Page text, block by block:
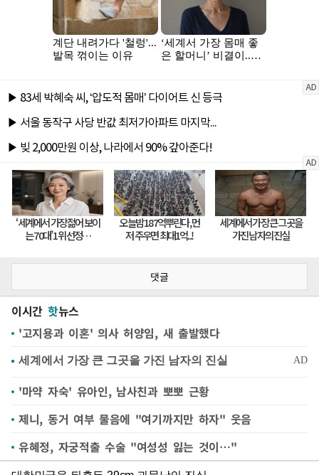
댓글
이시간 핫뉴스
'고지용과 이혼' 의사 허양임, 새 출발했다
'마약 자숙' 유아인, 남사친과 뽀뽀 근황
제니, 동거 여부 물음에 "여기까지만 하자" 웃음
유혜정, 자궁적출 수술 "여성성 잃는 것이…"